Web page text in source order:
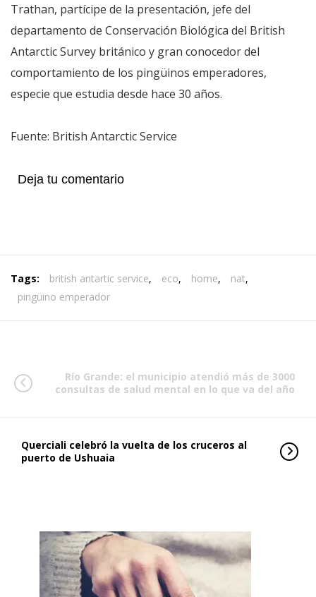
Trathan, partícipe de la presentación, jefe del
departamento de Conservación Biológica del British
Antarctic Survey británico y gran conocedor del
comportamiento de los pingüinos emperadores,
especie que estudia desde hace 30 años.
Fuente: British Antarctic Service
Deja tu comentario
Tags: british antartic service, eco, home, nat,
pingüino emperador
Río Grande: el municipio atendió más de 3000
consultas de salud mental en lo que va del año
Querciali celebró la vuelta de los cruceros al
puerto de Ushuaia